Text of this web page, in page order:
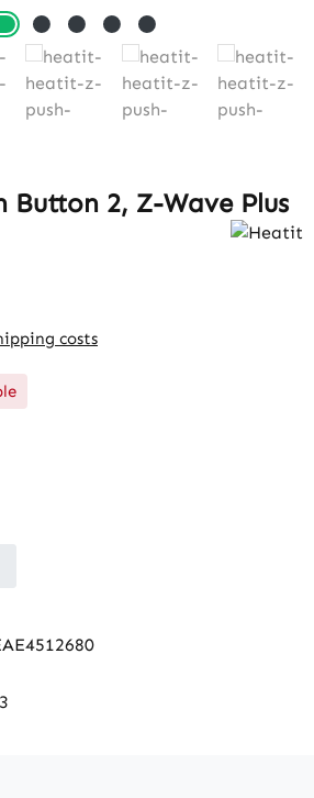
Button 2, Z-Wave Plus
costs
unavailable.)